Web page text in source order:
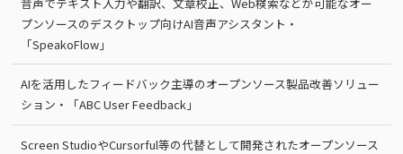
プンソースのデスクトップ向けAI音声アシスタント・
「SpeakoFlow」
AIを活用したフィードバック主導のオープンソース製品改善ソリュー
ション・「ABC User Feedback」
Screen StudioやCursorful等の代替として開発されたオープンソース